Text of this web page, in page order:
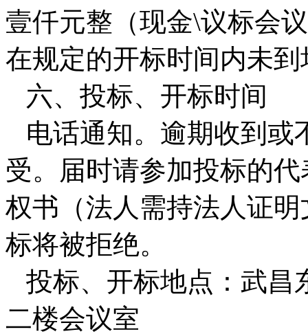
壹仟元整（现金\议标会
在规定的开标时间内未
六、投标、开标时间
电话通知。逾期收到或
受。届时请参加投标的
权书（法人需持法人证
标将被拒绝。
投标、开标地点：武昌
二楼会议室